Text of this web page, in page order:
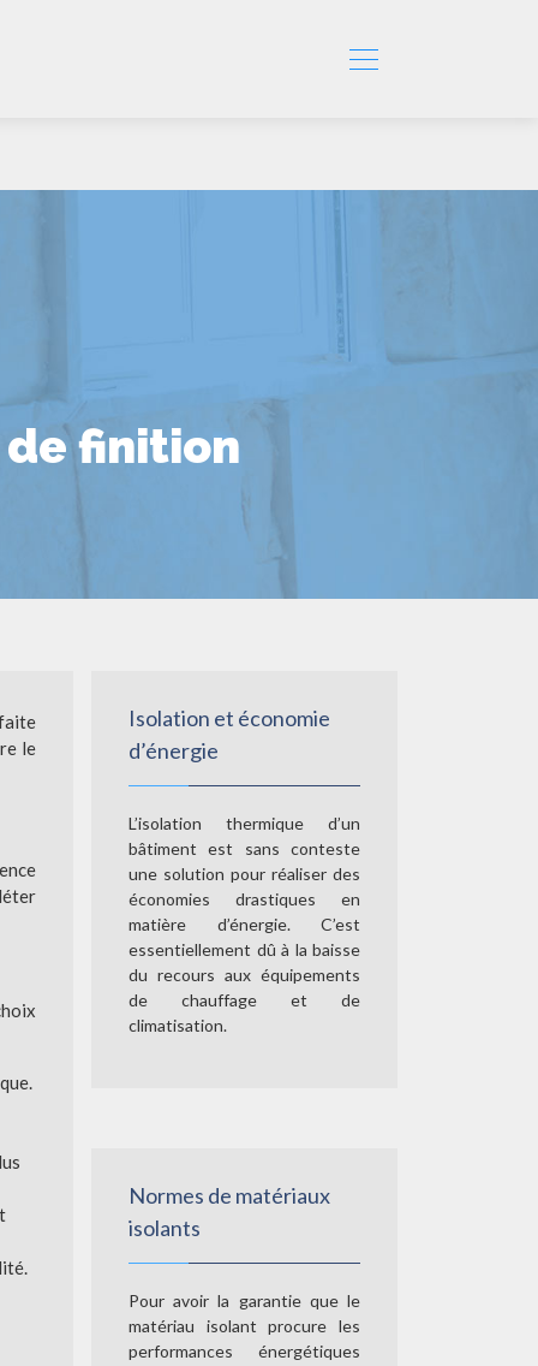
finition
le
Isolation et économie
d’énergie
L’isolation thermique d’un
bâtiment est sans conteste
une solution pour réaliser des
économies drastiques en
matière d’énergie. C’est
essentiellement dû à la baisse
du recours aux équipements
de chauffage et de
climatisation.
Normes de matériaux
isolants
Pour avoir la garantie que le
matériau isolant procure les
performances énergétiques